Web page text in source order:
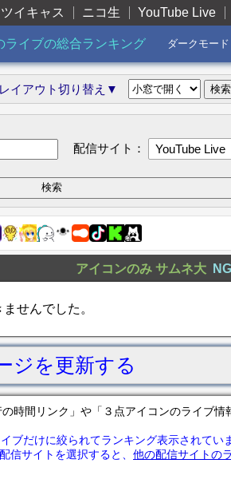
ツイキャス ニコ生 YouTube Live
ライブの総合ランキング ダークモード
イアウト切り替え▼
配信サイト：
YouTube Live
アイコンのみ サムネ大
せんでした。
ジを更新する
時間リンク」や「３点アイコンのライブ情
ブだけに絞られてランキング表示されてい
信サイトを選択すると、 他の配信サイトの